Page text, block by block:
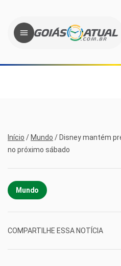
Início / Mundo / Disney mantém
no próximo sábado
Mundo
COMPARTILHE ESSA NOTÍCIA